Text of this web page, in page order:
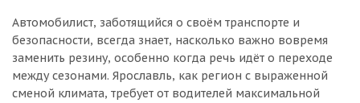
Автомобилист, заботящийся о своём транспорте и
безопасности, всегда знает, насколько важно вовремя
заменить резину, особенно когда речь идёт о переходе
между сезонами. Ярославль, как регион с выраженной
сменой климата, требует от водителей максимальной